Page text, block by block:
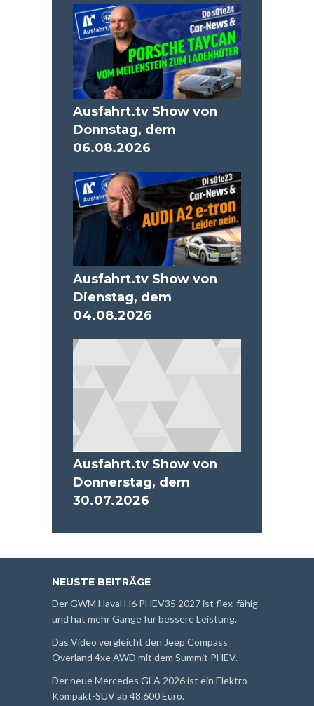
Ausfahrt.tv Show von
Donnstag, dem
06.08.2026
Ausfahrt.tv Show von
Dienstag, dem
04.08.2026
Ausfahrt.tv Show von
Donnerstag, dem
30.07.2026
NEUSTE BEITRÄGE
Der GWM Haval H6 PHEV35 2027 ist flex-fähig
und hat mehr Gänge für bessere Leistung.
Das Video vergleicht den Jeep Compass
Overland 4xe AWD mit dem Summit PHEV.
Der neue Mercedes GLA 2026 ist ein Elektro-
Kompakt-SUV ab 48.600 Euro.